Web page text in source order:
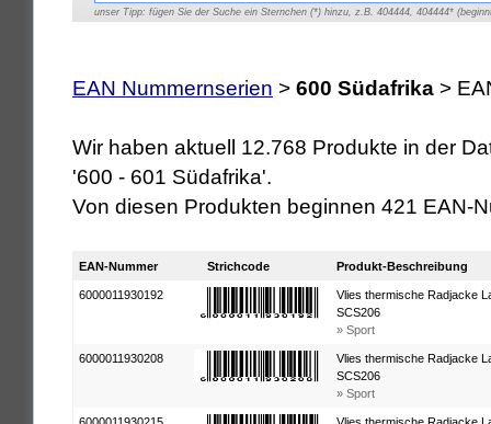
unser Tipp: fügen Sie der Suche ein Sternchen (*) hinzu, z.B. 404444, 404444*
EAN Nummernserien > 600 Südafrika >
Wir haben aktuell 12.768 Produkte in der
'600 - 601 Südafrika'.
Von diesen Produkten beginnen 421 EAN-
EAN-Nummer Strichcode Produkt-Beschreibung
6000011930192
Vlies thermische Radjacke
SCS206
» Sport
6000011930208
Vlies thermische Radjacke
SCS206
» Sport